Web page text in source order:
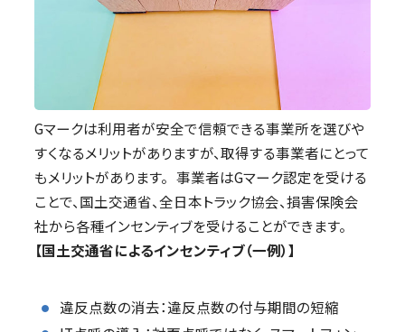
Gマークは利用者が安全で信頼できる事業所を選びや
すくなるメリットがありますが、取得する事業者にとって
もメリットがあります。 事業者はGマーク認定を受ける
ことで、国土交通省、全日本トラック協会、損害保険会
社から各種インセンティブを受けることができます。
【国土交通省によるインセンティブ（一例）】
違反点数の消去：違反点数の付与期間の短縮